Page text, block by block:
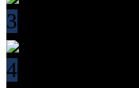
3
4